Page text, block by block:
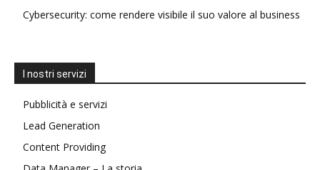
Cybersecurity: come rendere visibile il suo valore al business
I nostri servizi
Pubblicità e servizi
Lead Generation
Content Providing